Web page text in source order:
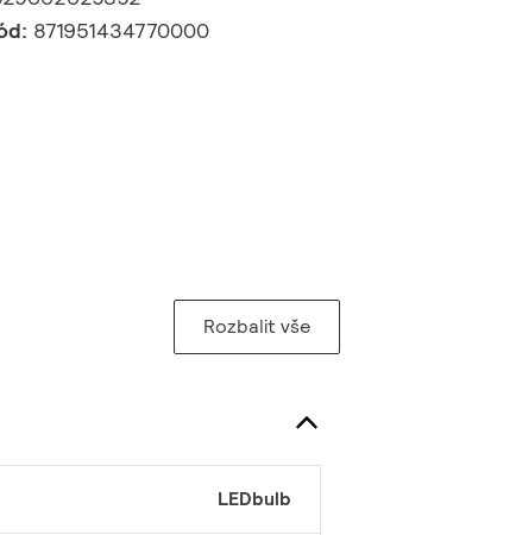
871951434770000
Rozbalit vše
LEDbulb